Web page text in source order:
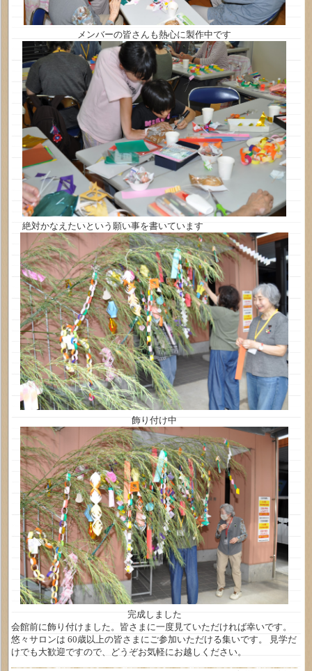
メンバーの皆さんも熱心に製作中です
絶対かなえたいという願い事を書いています
飾り付け中
完成しました
会館前に飾り付けました。皆さまに一度見ていただければ幸いです。
悠々サロンは 60歳以上の皆さまにご参加いただける集いです。 見学だ
けでも大歓迎ですので、どうぞお気軽にお越しください。